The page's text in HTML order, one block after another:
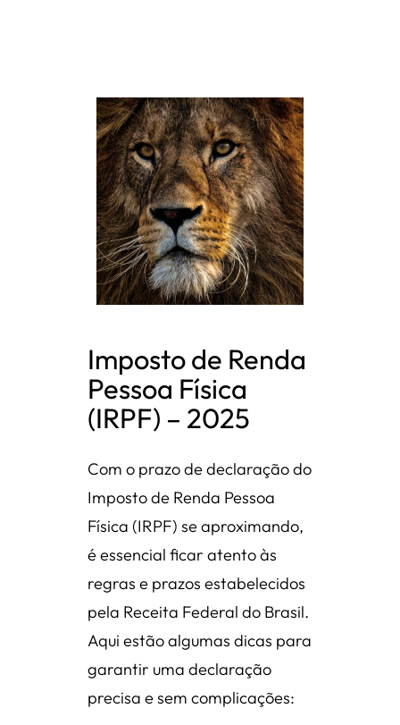
Imposto de Renda
Pessoa Física
(IRPF) – 2025
Com o prazo de declaração do
Imposto de Renda Pessoa
Física (IRPF) se aproximando,
é essencial ficar atento às
regras e prazos estabelecidos
pela Receita Federal do Brasil.
Aqui estão algumas dicas para
garantir uma declaração
precisa e sem complicações: